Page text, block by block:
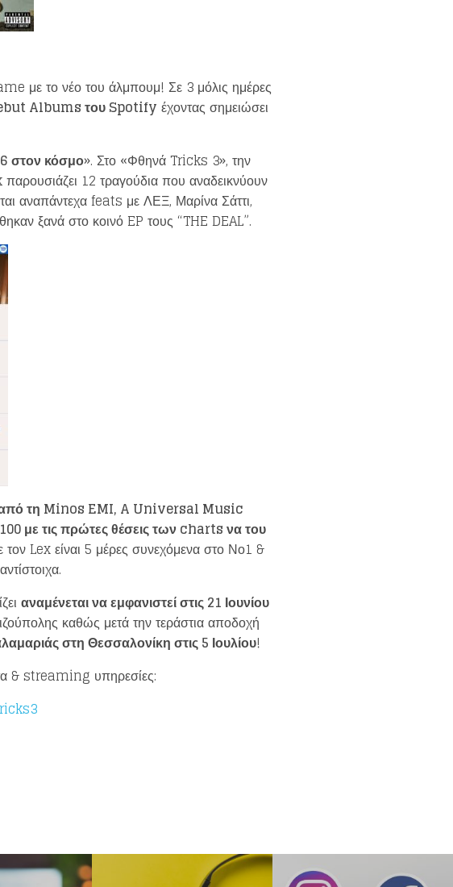
με το νέο του άλμπουμ! Σε 3 μόλις ημέρες
Albums του Spotify έχοντας σημειώσει
στον κόσμο». Στο «Φθηνά Tricks 3», την
12 τραγούδια που αναδεικνύουν
αναπάντεχα feats με ΛΕΞ, Μαρίνα Σάττι,
ξανά στο κοινό EP τους “THE DEAL”.
από τη Minos EMI, A Universal Music
με τις πρώτες θέσεις των charts να του
Lex είναι 5 μέρες συνεχόμενα στο Νο1 &
αναμένεται να εμφανιστεί στις 21 Ιουνίου
καθώς μετά την τεράστια αποδοχή
στη Θεσσαλονίκη στις 5 Ιουλίου!
& streaming υπηρεσίες: